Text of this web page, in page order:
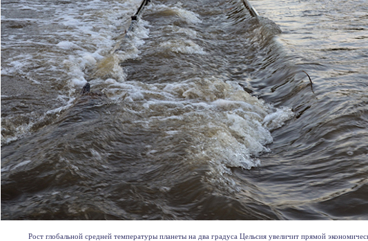
Рост глобальной средней температуры планеты на два градуса Цельсия увеличит прямой